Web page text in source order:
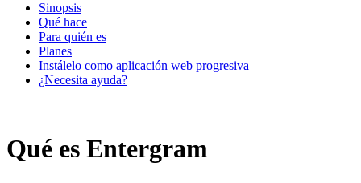
Sinopsis
Qué hace
Para quién es
Planes
Instálelo como aplicación web progresiva
¿Necesita ayuda?
Qué es Entergram